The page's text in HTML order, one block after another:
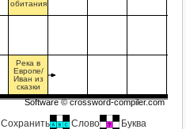
Сохранить Слово Буква
обитания
Река в
Европе/
Иван из
сказки
Software ©crossword-compiler.com